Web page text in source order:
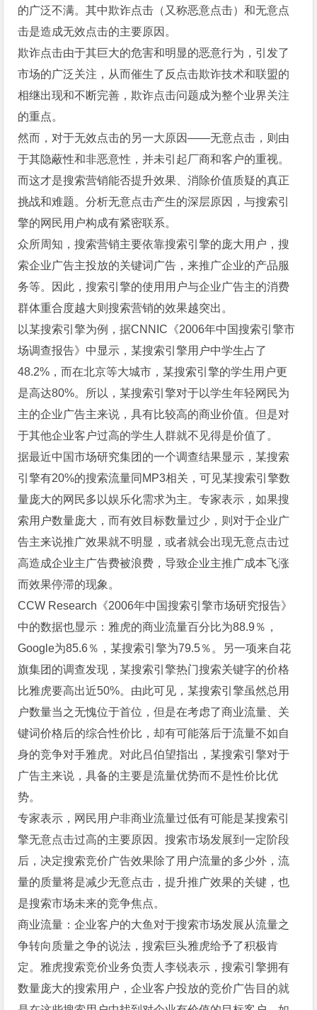
的广泛不满。其中欺诈点击（又称恶意点击）和无意点
击是造成无效点击的主要原因。
欺诈点击由于其巨大的危害和明显的恶意行为，引发了
市场的广泛关注，从而催生了反点击欺诈技术和联盟的
相继出现和不断完善，欺诈点击问题成为整个业界关注
的重点。
然而，对于无效点击的另一大原因——无意点击，则由
于其隐蔽性和非恶意性，并未引起厂商和客户的重视。
而这才是搜索营销能否提升效果、消除价值质疑的真正
挑战和难题。分析无意点击产生的深层原因，与搜索引
擎的网民用户构成有紧密联系。
众所周知，搜索营销主要依靠搜索引擎的庞大用户，搜
索企业广告主投放的关键词广告，来推广企业的产品服
务等。因此，搜索引擎的使用用户与企业广告主的消费
群体重合度越大则搜索营销的效果越突出。
以某搜索引擎为例，据CNNIC《2006年中国搜索引擎市
场调查报告》中显示，某搜索引擎用户中学生占了
48.2%，而在北京等大城市，某搜索引擎的学生用户更
是高达80%。所以，某搜索引擎对于以学生年轻网民为
主的企业广告主来说，具有比较高的商业价值。但是对
于其他企业客户过高的学生人群就不见得是价值了。
据最近中国市场研究集团的一个调查结果显示，某搜索
引擎有20%的搜索流量同MP3相关，可见某搜索引擎数
量庞大的网民多以娱乐化需求为主。专家表示，如果搜
索用户数量庞大，而有效目标数量过少，则对于企业广
告主来说推广效果就不明显，或者就会出现无意点击过
高造成企业主广告费被浪费，导致企业主推广成本飞涨
而效果停滞的现象。
CCW Research《2006年中国搜索引擎市场研究报告》
中的数据也显示：雅虎的商业流量百分比为88.9％，
Google为85.6％，某搜索引擎为79.5％。另一项来自花
旗集团的调查发现，某搜索引擎热门搜索关键字的价格
比雅虎要高出近50%。由此可见，某搜索引擎虽然总用
户数量当之无愧位于首位，但是在考虑了商业流量、关
键词价格后的综合性价比，却有可能落后于流量不如自
身的竞争对手雅虎。对此吕伯望指出，某搜索引擎对于
广告主来说，具备的主要是流量优势而不是性价比优
势。
专家表示，网民用户非商业流量过低有可能是某搜索引
擎无意点击过高的主要原因。搜索市场发展到一定阶段
后，决定搜索竞价广告效果除了用户流量的多少外，流
量的质量将是减少无意点击，提升推广效果的关键，也
是搜索市场未来的竞争焦点。
商业流量：企业客户的大鱼对于搜索市场发展从流量之
争转向质量之争的说法，搜索巨头雅虎给予了积极肯
定。雅虎搜索竞价业务负责人李锐表示，搜索引擎拥有
数量庞大的搜索用户，企业客户投放的竞价广告目的就